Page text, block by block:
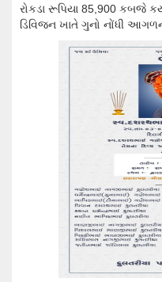
રોકડા રૂપિયા 85,900 કબજે
ડિવિજન ખાતે ગુનો નોંધી